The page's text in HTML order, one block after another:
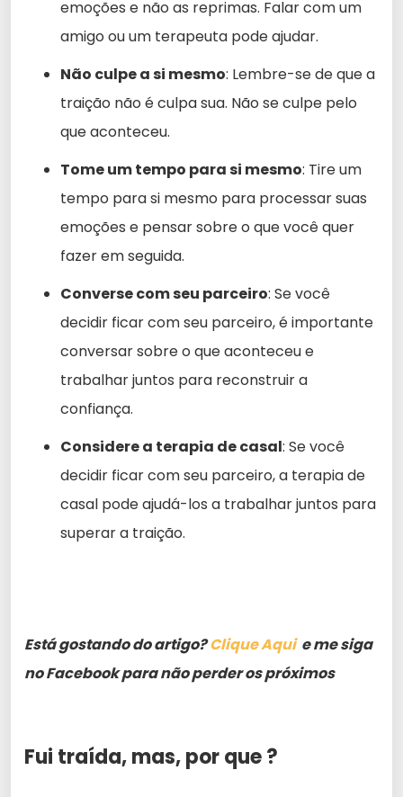
emoções e não as reprimas. Falar com um
amigo ou um terapeuta pode ajudar.
Não culpe a si mesmo: Lembre-se de que a
traição não é culpa sua. Não se culpe pelo
que aconteceu.
Tome um tempo para si mesmo: Tire um
tempo para si mesmo para processar suas
emoções e pensar sobre o que você quer
fazer em seguida.
Converse com seu parceiro: Se você
decidir ficar com seu parceiro, é importante
conversar sobre o que aconteceu e
trabalhar juntos para reconstruir a
confiança.
Considere a terapia de casal: Se você
decidir ficar com seu parceiro, a terapia de
casal pode ajudá-los a trabalhar juntos para
superar a traição.
Está gostando do artigo?Clique Aquie me siga
no Facebook para não perder os próximos
Fui traída, mas, por que ?